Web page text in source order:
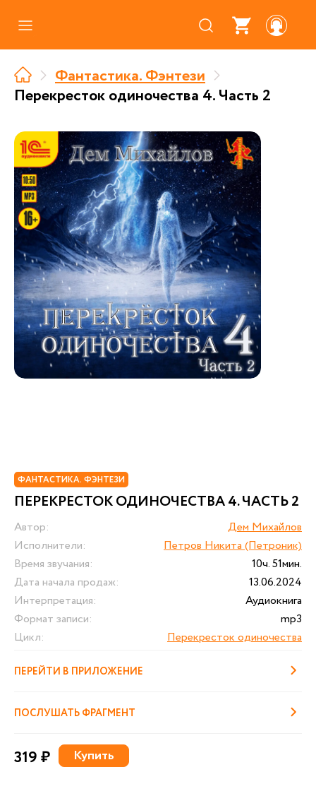
Где купить
О нас
Партнерам
Фантастика. Фэнтези
Перекресток одиночества 4. Часть 2
ФАНТАСТИКА. ФЭНТЕЗИ
ПЕРЕКРЕСТОК ОДИНОЧЕСТВА 4. ЧАСТЬ 2
Автор:
Дем Михайлов
Исполнители:
Петров Никита (Петроник)
Время звучания:
10ч. 51мин.
Дата начала продаж:
13.06.2024
Интерпретация:
Аудиокнига
Формат записи:
mp3
Цикл:
Перекресток одиночества
ПЕРЕЙТИ В ПРИЛОЖЕНИЕ
ПОСЛУШАТЬ ФРАГМЕНТ
319 ₽ Купить